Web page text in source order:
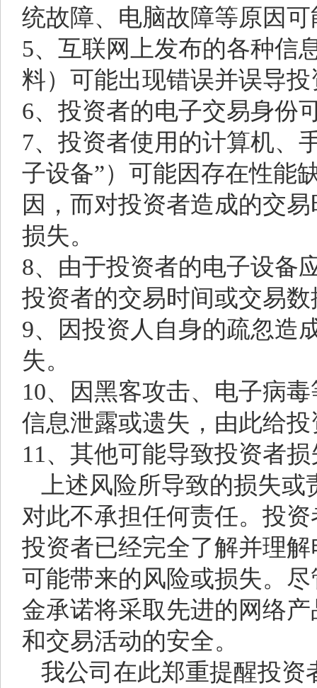
统故障、电脑故障等原因
5、互联网上发布的各种信
料）可能出现错误并误导投
6、投资者的电子交易身份
7、投资者使用的计算机、
子设备”）可能因存在性能
因，而对投资者造成的交
损失。
8、由于投资者的电子设备
投资者的交易时间或交易
9、因投资人自身的疏忽造
失。
10、因黑客攻击、电子病
信息泄露或遗失，由此给
11、其他可能导致投资者
上述风险所导致的损失或
对此不承担任何责任。投
投资者已经完全了解并理
可能带来的风险或损失。
金承诺将采取先进的网络
和交易活动的安全。
我公司在此郑重提醒投资